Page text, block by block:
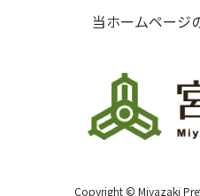
当ホームページ
Copyright © Miyazaki